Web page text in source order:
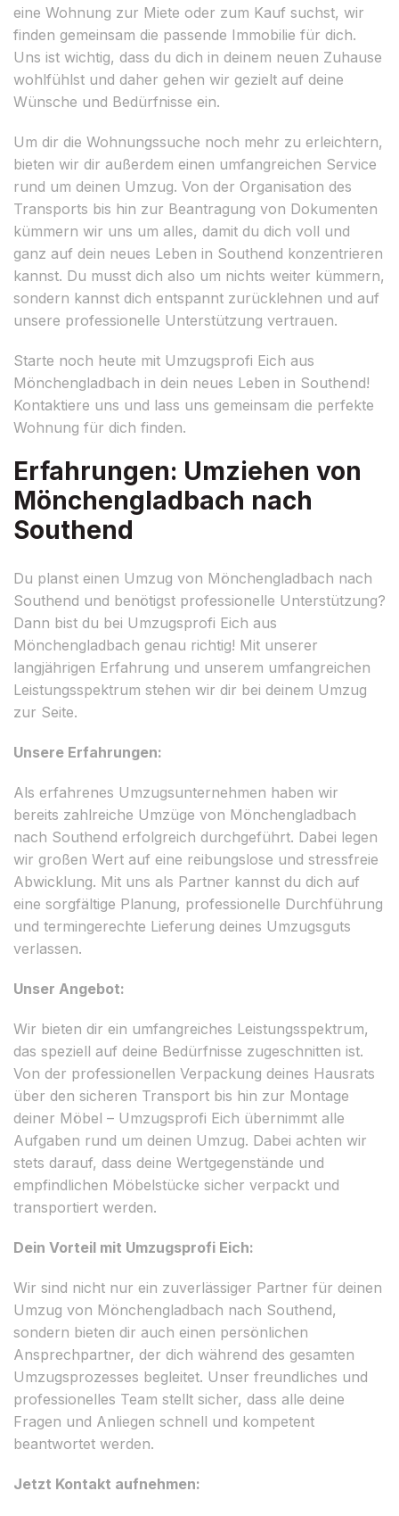
eine Wohnung zur Miete oder zum Kauf suchst, wir
finden gemeinsam die passende Immobilie für dich.
Uns ist wichtig, dass du dich in deinem neuen Zuhause
wohlfühlst und daher gehen wir gezielt auf deine
Wünsche und Bedürfnisse ein.
Um dir die Wohnungssuche noch mehr zu erleichtern,
bieten wir dir außerdem einen umfangreichen Service
rund um deinen Umzug. Von der Organisation des
Transports bis hin zur Beantragung von Dokumenten
kümmern wir uns um alles, damit du dich voll und
ganz auf dein neues Leben in Southend konzentrieren
kannst. Du musst dich also um nichts weiter kümmern,
sondern kannst dich entspannt zurücklehnen und auf
unsere professionelle Unterstützung vertrauen.
Starte noch heute mit Umzugsprofi Eich aus
Mönchengladbach in dein neues Leben in Southend!
Kontaktiere uns und lass uns gemeinsam die perfekte
Wohnung für dich finden.
Erfahrungen: Umziehen von
Mönchengladbach nach
Southend
Du planst einen Umzug von Mönchengladbach nach
Southend und benötigst professionelle Unterstützung?
Dann bist du bei Umzugsprofi Eich aus
Mönchengladbach genau richtig! Mit unserer
langjährigen Erfahrung und unserem umfangreichen
Leistungsspektrum stehen wir dir bei deinem Umzug
zur Seite.
Unsere Erfahrungen:
Als erfahrenes Umzugsunternehmen haben wir
bereits zahlreiche Umzüge von Mönchengladbach
nach Southend erfolgreich durchgeführt. Dabei legen
wir großen Wert auf eine reibungslose und stressfreie
Abwicklung. Mit uns als Partner kannst du dich auf
eine sorgfältige Planung, professionelle Durchführung
und termingerechte Lieferung deines Umzugsguts
verlassen.
Unser Angebot:
Wir bieten dir ein umfangreiches Leistungsspektrum,
das speziell auf deine Bedürfnisse zugeschnitten ist.
Von der professionellen Verpackung deines Hausrats
über den sicheren Transport bis hin zur Montage
deiner Möbel – Umzugsprofi Eich übernimmt alle
Aufgaben rund um deinen Umzug. Dabei achten wir
stets darauf, dass deine Wertgegenstände und
empfindlichen Möbelstücke sicher verpackt und
transportiert werden.
Dein Vorteil mit Umzugsprofi Eich:
Wir sind nicht nur ein zuverlässiger Partner für deinen
Umzug von Mönchengladbach nach Southend,
sondern bieten dir auch einen persönlichen
Ansprechpartner, der dich während des gesamten
Umzugsprozesses begleitet. Unser freundliches und
professionelles Team stellt sicher, dass alle deine
Fragen und Anliegen schnell und kompetent
beantwortet werden.
Jetzt Kontakt aufnehmen: